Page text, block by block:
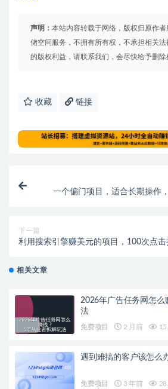
声明： 本站内容转载于网络，版权归原作
储空间服务，不拥有所有权，不承担相关
的版权利益，请联系我们，会尽快给予删除
收藏 链接
一个偏门项目，适合长期操作
下一篇
利用搜索引擎赚美元的项目，100次点
相关文章
2026年广告任务网怎么
法
免费项目 2 月前
遇到难搞的客户该怎么
免费项目 3 年前